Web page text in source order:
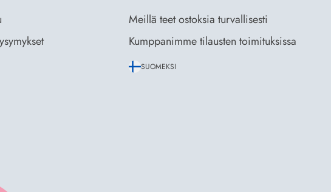
Meillä teet ostoksia turvallisesti
Kumppanimme tilausten toimituksissa
SUOMEKSI